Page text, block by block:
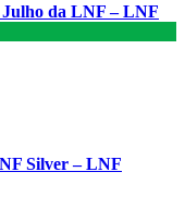
Julho da LNF – LNF
Silver – LNF